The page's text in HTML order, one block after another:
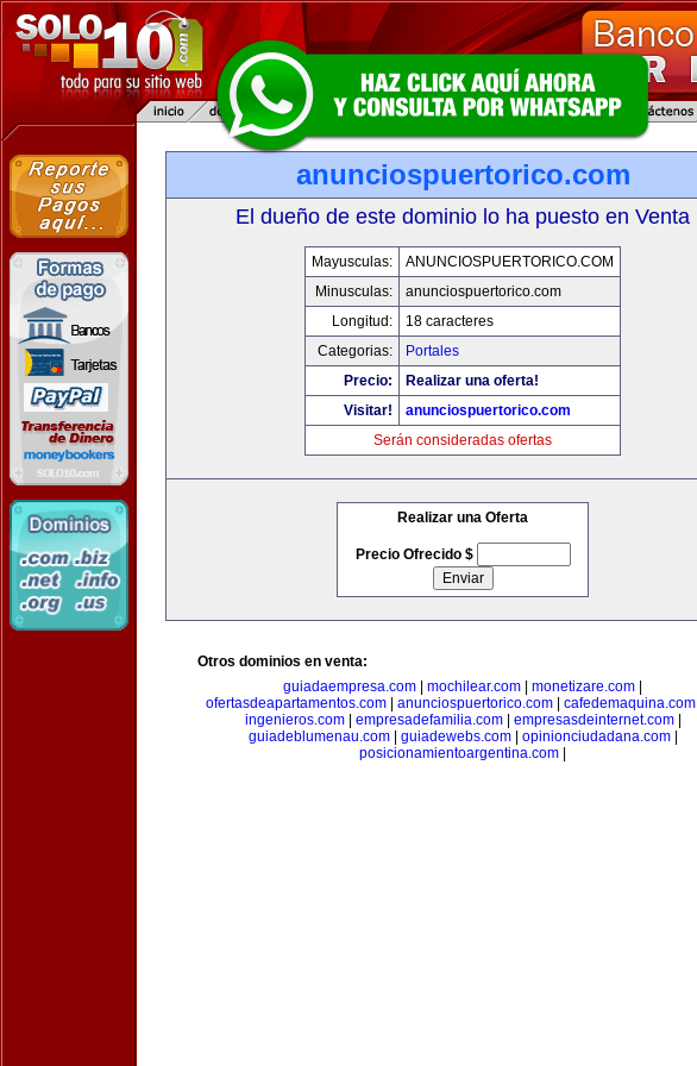
anunciospuertorico.com
El dueño de este dominio lo ha puesto en Venta
Mayusculas:
ANUNCIOSPUERTORICO.COM
Minusculas:
anunciospuertorico.com
Longitud:
18 caracteres
Categorias:
Portales
Precio:
Realizar una oferta!
Visitar!
anunciospuertorico.com
Serán consideradas ofertas
Realizar una Oferta
Precio Ofrecido $
Otros dominios en venta:
guiadaempresa.com
mochilear.com monetizare.com
ofertasdeapartamentos.com
anunciospuertorico.com cafedemaquina.com
ingenieros.com| empresadefamilia.com| empresasdeinternet.com|
guiadeblumenau.com| guiadewebs.com| opinionciudadana.com|
posicionamientoargentina.com